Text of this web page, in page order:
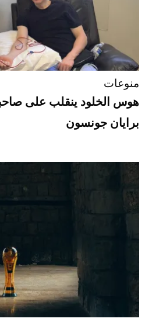
منوعات
هوس الخلود ينقلب على
برايان جونسون